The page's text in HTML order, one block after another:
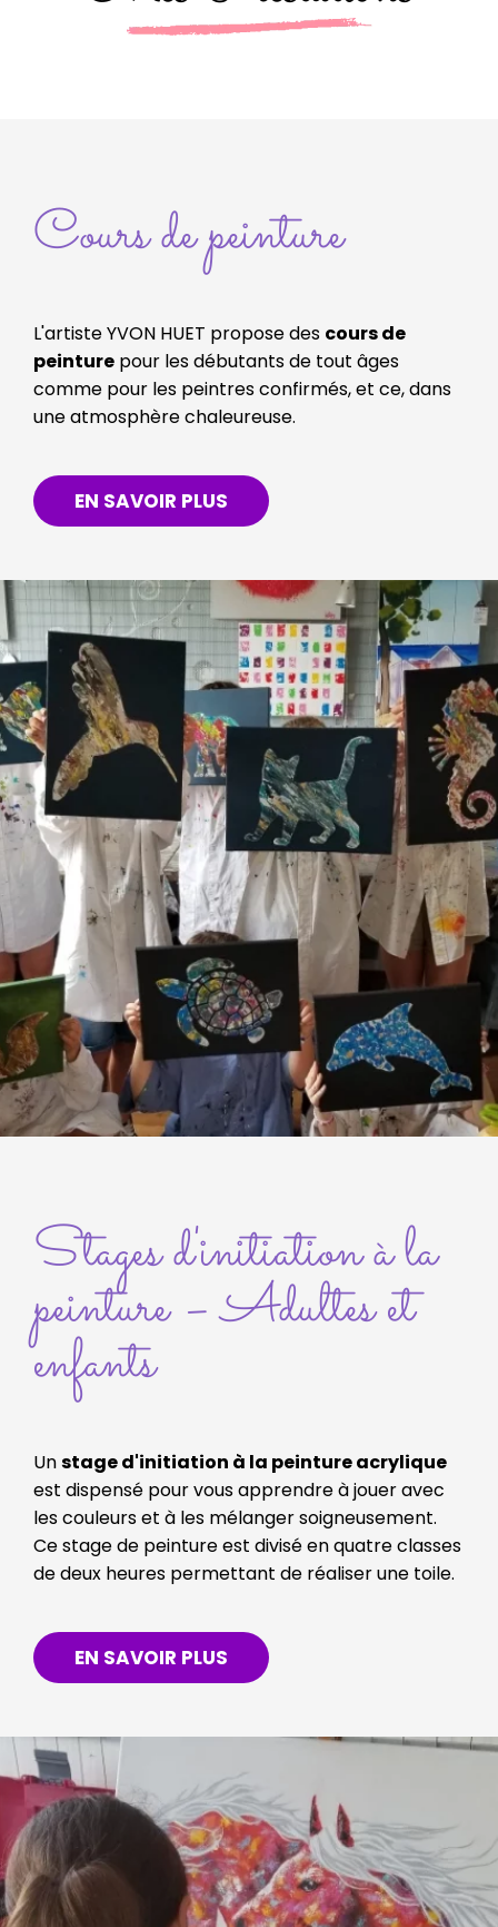
Cours de peinture
L'artiste YVON HUET propose des cours de
peinture pour les débutants de tout âges
comme pour les peintres confirmés, et ce, dans
une atmosphère chaleureuse.
EN SAVOIR PLUS
Stages d'initiation à la
peinture – Adultes et
enfants
Unstage d'initiation à la peinture acrylique
est dispensé pour vous apprendre à jouer avec
les couleurs et à les mélanger soigneusement.
Ce stage de peinture est divisé en quatre classes
de deux heures permettant de réaliser une toile.
EN SAVOIR PLUS